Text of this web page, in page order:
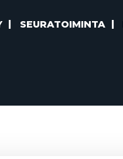
SEURATOIMINTA